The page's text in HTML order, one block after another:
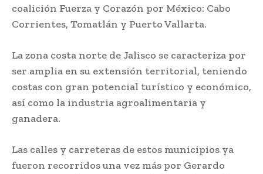
coalición Fuerza y Corazón por México: Cabo
Corrientes, Tomatlán y Puerto Vallarta.
La zona costa norte de Jalisco se caracteriza por
ser amplia en su extensión territorial, teniendo
costas con gran potencial turístico y económico,
así como la industria agroalimentaria y
ganadera.
Las calles y carreteras de estos municipios ya
fueron recorridos una vez más por Gerardo